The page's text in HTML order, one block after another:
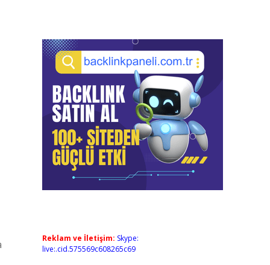
Reklam ve İletişim: Skype:
live:.cid.575569c608265c69